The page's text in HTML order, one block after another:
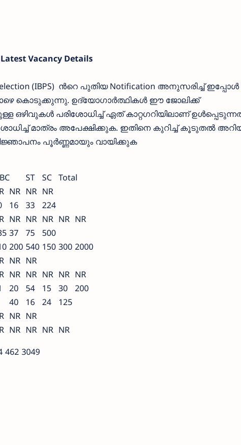
Vacancy Details
(IBPS) ന്‍റെ പുതിയ Notification അനുസരിച്ച് ഇപ്പോള്‍
കൊടുക്കുന്നു. ഉദ്യോഗാര്‍ത്ഥികള്‍ ഈ ജോലിക്ക്
ഒഴിവുകള്‍ പരിശോധിച്ച് ഏത് കാറ്റഗറിയിലാണ്
മാത്രം അപേക്ഷിക്കുക. ഇതിനെ കുറിച്ച് കൂടുതല്‍
പൂര്‍ണ്ണമായും വായിക്കുക
ST SC
Total
NR NR NR
16 33
224
NR NR NR NR NR
37 75
500
200 540 150 300 2000
NR NR
NR NR NR NR NR
20 54 15 30
200
40 16 24
125
NR NR
NR NR NR NR
462 3049